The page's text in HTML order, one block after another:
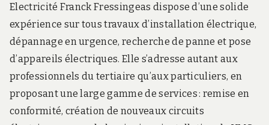
Electricité Franck Fressingeas dispose d’une solide
expérience sur tous travaux d’installation électrique,
dépannage en urgence, recherche de panne et pose
d’appareils électriques. Elle s’adresse autant aux
professionnels du tertiaire qu’aux particuliers, en
proposant une large gamme de services : remise en
conformité, création de nouveaux circuits